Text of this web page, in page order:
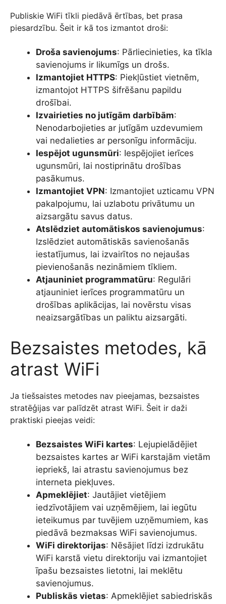
Publiskie WiFi tīkli piedāvā ērtības, bet prasa
piesardzību. Šeit ir kā tos izmantot droši:
Droša savienojums: Pārliecinieties, ka tīkla
savienojums ir likumīgs un drošs.
Izmantojiet HTTPS: Piekļūstiet vietnēm,
izmantojot HTTPS šifrēšanu papildu
drošībai.
Izvairieties no jutīgām darbībām:
Nenodarbojieties ar jutīgām uzdevumiem
vai nedalieties ar personīgu informāciju.
Iespējot ugunsmūri: Iespējojiet ierīces
ugunsmūri, lai nostiprinātu drošības
pasākumus.
Izmantojiet VPN: Izmantojiet uzticamu VPN
pakalpojumu, lai uzlabotu privātumu un
aizsargātu savus datus.
Atslēdziet automātiskos savienojumus:
Izslēdziet automātiskās savienošanās
iestatījumus, lai izvairītos no nejaušas
pievienošanās nezināmiem tīkliem.
Atjauniniet programmatūru: Regulāri
atjauniniet ierīces programmatūru un
drošības aplikācijas, lai novērstu visas
neaizsargātības un paliktu aizsargāti.
Bezsaistes metodes, kā
atrast WiFi
Ja tiešsaistes metodes nav pieejamas, bezsaistes
stratēģijas var palīdzēt atrast WiFi. Šeit ir daži
praktiski pieejas veidi:
Bezsaistes WiFi kartes: Lejupielādējiet
bezsaistes kartes ar WiFi karstajām vietām
iepriekš, lai atrastu savienojumus bez
interneta piekļuves.
Apmeklējiet: Jautājiet vietējiem
iedzīvotājiem vai uzņēmējiem, lai iegūtu
ieteikumus par tuvējiem uzņēmumiem, kas
piedāvā bezmaksas WiFi savienojumus.
WiFi direktorijas: Nēsājiet līdzi izdrukātu
WiFi karstā vietu direktoriju vai izmantojiet
īpašu bezsaistes lietotni, lai meklētu
savienojumus.
Publiskās vietas: Apmeklējiet sabiedriskās